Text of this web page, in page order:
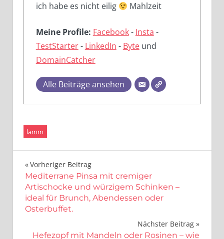
ich habe es nicht eilig
Mahlzeit
Meine Profile: Facebook- Insta -
TestStarter- LinkedIn - Byteund
DomainCatcher
Alle Beiträge ansehen
lamm
Beitragsnavigation
Vorheriger Beitrag
Mediterrane Pinsa mit cremiger
Artischocke und würzigem Schinken –
ideal für Brunch, Abendessen oder
Osterbuffet.
Nächster Beitrag
Hefezopf mit Mandeln oder Rosinen – wie